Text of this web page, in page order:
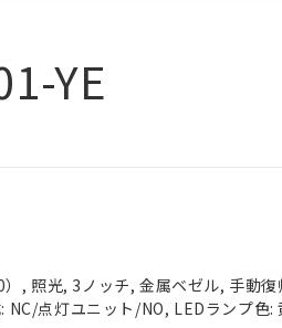
YE
, 照光, 3ノッチ, 金属ベゼル, 手動
NC/点灯ユニット/NO, LEDランプ